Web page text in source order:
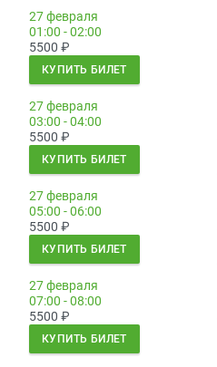
27 февраля
01:00 - 02:00
5500 ₽
КУПИТЬ БИЛЕТ
27 февраля
03:00 - 04:00
5500 ₽
КУПИТЬ БИЛЕТ
27 февраля
05:00 - 06:00
5500 ₽
КУПИТЬ БИЛЕТ
27 февраля
07:00 - 08:00
5500 ₽
КУПИТЬ БИЛЕТ